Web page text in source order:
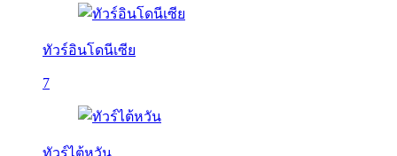
ทัวร์อินโดนีเซีย
7
ทัวร์ไต้หวัน